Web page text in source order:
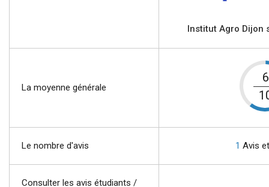
Institut Agro Dijon
La moyenne générale
6
Le nombre d'avis 1 Avis
Consulter les avis étudiants /